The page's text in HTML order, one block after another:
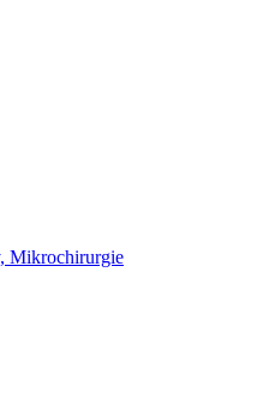
Mikrochirurgie